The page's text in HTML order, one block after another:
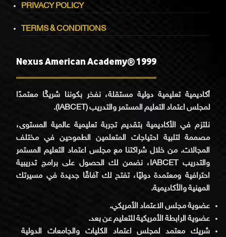
PRIVACY POLICY
TERMS & CONDITIONS
Nexus American Academy® 1999
أكاديمية تعليمية دولية مستقلة، نفخر بكوننا شريكًا معتمدًا
لمجلس اعتماد التعليم المستمر والتدريب (IABCET).
نلتزم في الأكاديمية بتقديم تجربة تعليمية عالمية المستوى،
مصممة لتلبية احتياجات المتعلمين الطموحين في مختلف
المجالات. من خلال شراكتنا مع مجلس اعتماد التعليم المستمر
والتدريب IABCET، نضمن لك الحصول على برامج تدريبية
احترافية ومعتمدة دوليًا، تفتح لك آفاقًا جديدة في مسيرتك
المهنية والأكاديمية.
عضوية مجلس الاعتماد الأمريكي.
عضوية الرابطة الأمريكية للتعليم عن بعد.
شريك معتمد لمجلس اعتماد الكليات والجامعات الدولية